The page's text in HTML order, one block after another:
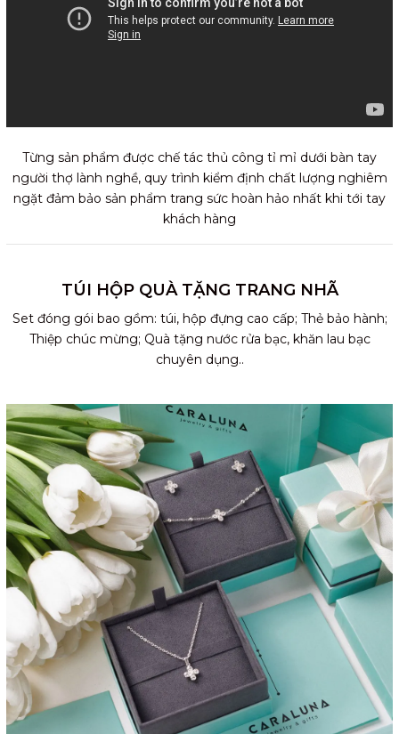
Từng sản phẩm được chế tác thủ công tỉ mỉ dưới bàn tay
người thợ lành nghề, quy trình kiểm định chất lượng nghiêm
ngặt đảm bảo sản phẩm trang sức hoàn hảo nhất khi tới tay
khách hàng
TÚI HỘP QUÀ TẶNG TRANG NHÃ
Set đóng gói bao gồm: túi, hộp đựng cao cấp; Thẻ bảo hành;
Thiệp chúc mừng; Quà tặng nước rửa bạc, khăn lau bạc
chuyên dụng..